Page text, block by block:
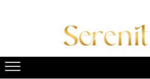
Costume de baie
Costum doua piese
Lenjerie intima
Set lenjerie 2 piese
Daniela X Serenity Fashion